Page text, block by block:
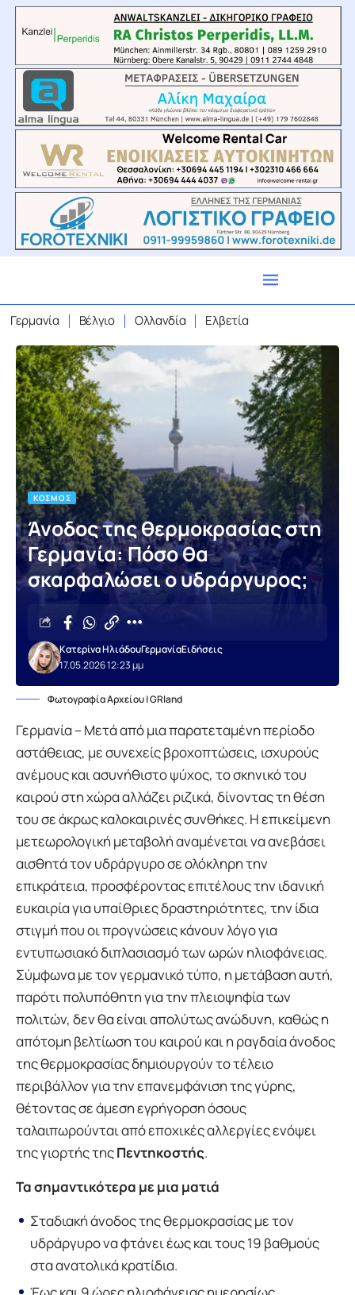
Γερμανία Βέλγιο Ολλανδία Ελβετία
ΚΌΣΜΟΣ
Άνοδος της θερμοκρασίας στη
Γερμανία: Πόσο θα
σκαρφαλώσει ο υδράργυρος;
17.05.2026 12:23 μμ
Κατερίνα ΗλιάδουΓερμανίαΕιδήσεις
Φωτογραφία Αρχείου | GRland
Γερμανία – Μετά από μια παρατεταμένη περίοδο
αστάθειας, με συνεχείς βροχοπτώσεις, ισχυρούς
ανέμους και ασυνήθιστο ψύχος, το σκηνικό του
καιρού στη χώρα αλλάζει ριζικά, δίνοντας τη θέση
του σε άκρως καλοκαιρινές συνθήκες. Η επικείμενη
μετεωρολογική μεταβολή αναμένεται να ανεβάσει
αισθητά τον υδράργυρο σε ολόκληρη την
επικράτεια, προσφέροντας επιτέλους την ιδανική
ευκαιρία για υπαίθριες δραστηριότητες, την ίδια
στιγμή που οι προγνώσεις κάνουν λόγο για
εντυπωσιακό διπλασιασμό των ωρών ηλιοφάνειας.
Σύμφωνα με τον γερμανικό τύπο, η μετάβαση αυτή,
παρότι πολυπόθητη για την πλειοψηφία των
πολιτών, δεν θα είναι απολύτως ανώδυνη, καθώς η
απότομη βελτίωση του καιρού και η ραγδαία άνοδος
της θερμοκρασίας δημιουργούν το τέλειο
περιβάλλον για την επανεμφάνιση της γύρης,
θέτοντας σε άμεση εγρήγορση όσους
ταλαιπωρούνται από εποχικές αλλεργίες ενόψει
της γιορτής τηςΠεντηκοστής.
Τα σημαντικότερα με μια ματιά
Σταδιακή άνοδος της θερμοκρασίας με τον
υδράργυρο να φτάνει έως και τους 19 βαθμούς
στα ανατολικά κρατίδια.